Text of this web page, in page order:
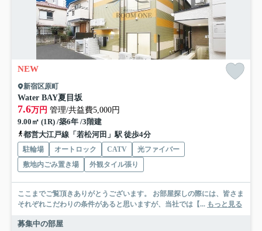
NEW
新宿区原町
Water BAY夏目坂
7.6万円 管理/共益費5,000円
9.00㎡ (1R) /築6年 /3階建
都営大江戸線「若松河田」駅 徒歩4分
駐輪場 オートロック CATV
光ファイバー
敷地内ごみ置き場
外観タイル張り
ここまでご覧頂きありがとうございます。 お部屋探しの際には、皆さま
それぞれこだわりの条件があると思いますが、当社では【... もっと見る
募集中の部屋